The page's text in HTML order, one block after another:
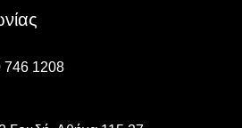
746 1208